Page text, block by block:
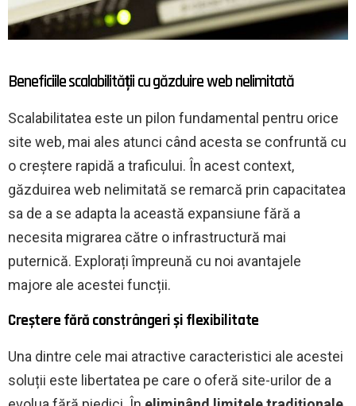
Beneficiile scalabilității cu găzduire web nelimitată
Scalabilitatea este un pilon fundamental pentru orice
site web, mai ales atunci când acesta se confruntă cu
o creștere rapidă a traficului. În acest context,
găzduirea web nelimitată se remarcă prin capacitatea
sa de a se adapta la această expansiune fără a
necesita migrarea către o infrastructură mai
puternică. Explorați împreună cu noi avantajele
majore ale acestei funcții.
Creștere fără constrângeri și flexibilitate
Una dintre cele mai atractive caracteristici ale acestei
soluții este libertatea pe care o oferă site-urilor de a